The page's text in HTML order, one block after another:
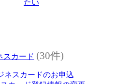
たい
スカード (30件)
ネスカードのお申込